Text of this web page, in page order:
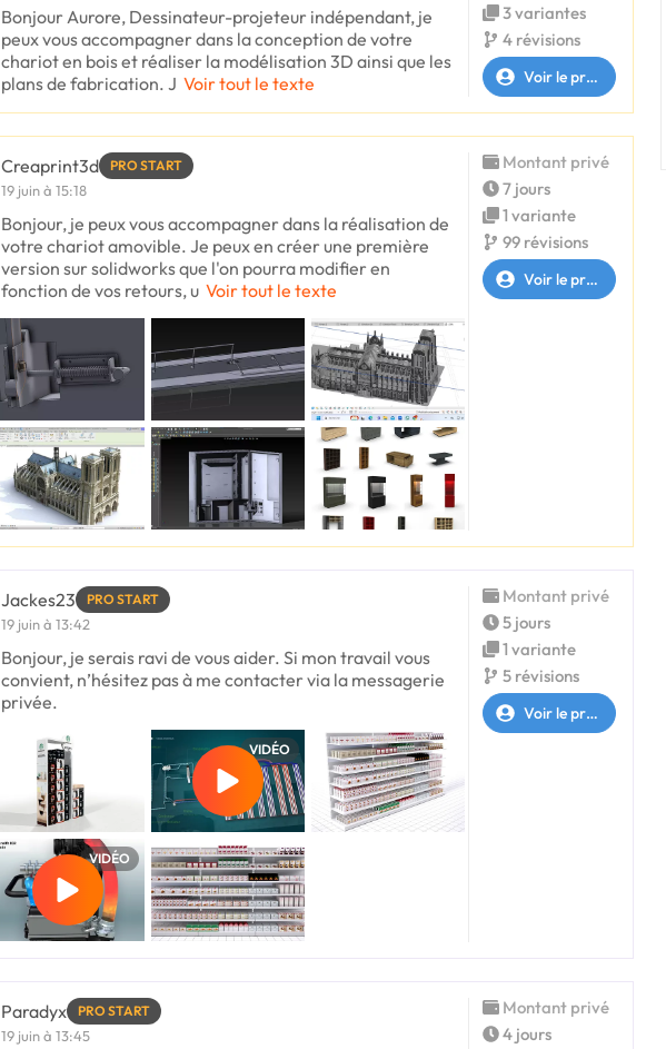
Bonjour Aurore, Dessinateur-projeteur indépendant, je
peux vous accompagner dans la conception de votre
chariot en bois et réaliser la modélisation 3D ainsi que les
plans de fabrication. J Voir tout le texte
3 variantes
4 révisions
Voir le profil
Creaprint3d PRO START
19 juin à 15:18
Bonjour, je peux vous accompagner dans la réalisation de
votre chariot amovible. Je peux en créer une première
version sur solidworks que l'on pourra modifier en
fonction de vos retours, u Voir tout le texte
Montant privé
7 jours
1 variante
99 révisions
Voir le profil
Jackes23 PRO START
19 juin à 13:42
Bonjour, je serais ravi de vous aider. Si mon travail vous
convient, n’hésitez pas à me contacter via la messagerie
privée.
VIDÉO
VIDÉO
Montant privé
5 jours
1 variante
5 révisions
Voir le profil
Paradyx PRO START
19 juin à 13:45
Montant privé
4 jours